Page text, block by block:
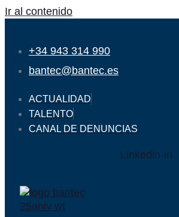
Ir al contenido
+34 943 314 990
bantec@bantec.es
ACTUALIDAD
TALENTO
CANAL DE DENUNCIAS
Linkedin-in